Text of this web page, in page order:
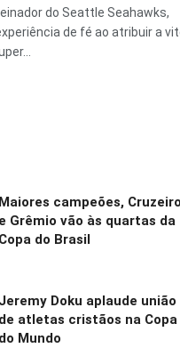
do Seattle Seahawks,
de fé ao atribuir a
Maiores campeões, Cruzeiro
e Grêmio vão às quartas da
Copa do Brasil
Jeremy Doku aplaude união
de atletas cristãos na Copa
do Mundo